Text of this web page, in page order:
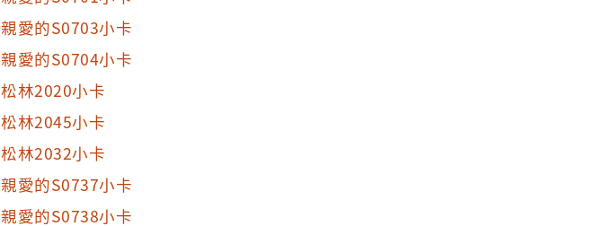
親愛的S0703小卡
親愛的S0704小卡
松林2020小卡
松林2045小卡
松林2032小卡
親愛的S0737小卡
親愛的S0738小卡